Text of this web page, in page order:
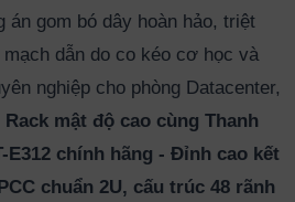
án gom bó dây hoàn hảo, triệt
dẫn do co kéo cơ học và
nghiệp cho phòng Datacenter,
mật độ cao cùng Thanh
E312 chính hãng - Đỉnh cao kết
chuẩn 2U, cấu trúc 48 rãnh